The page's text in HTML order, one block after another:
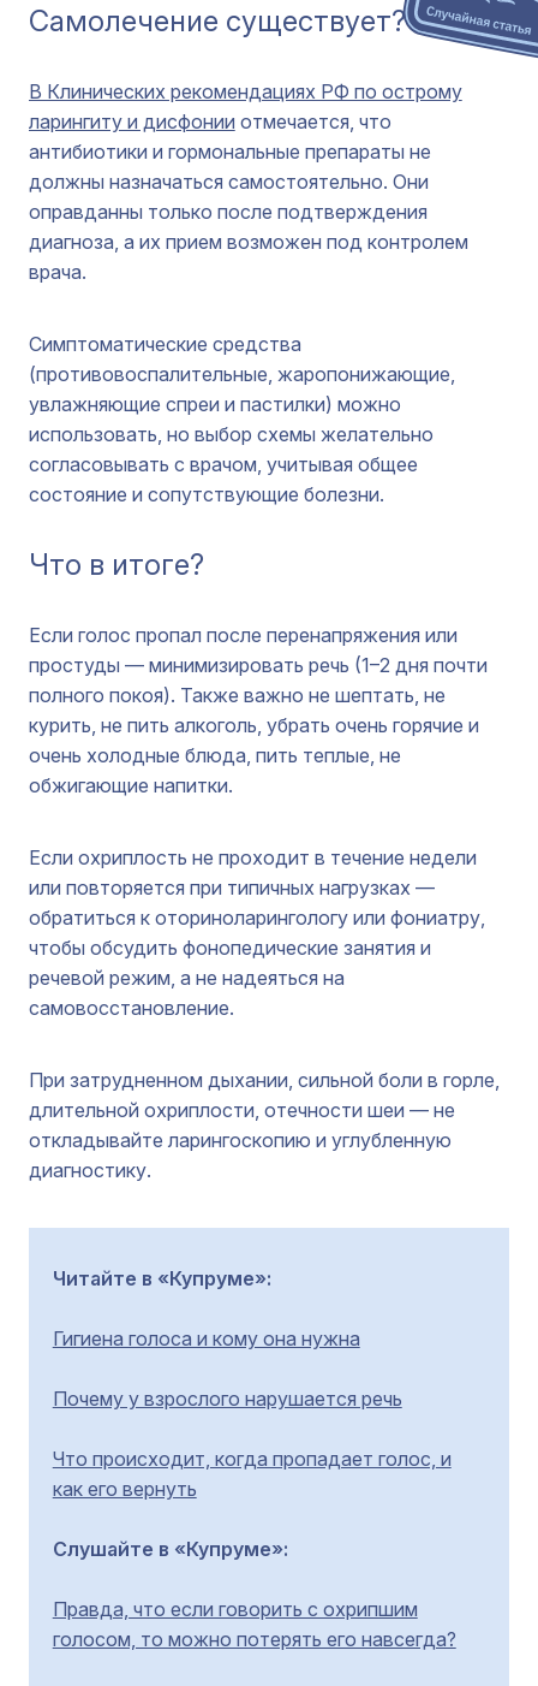
Самолечение существует?
В Клинических рекомендациях РФ по острому
ларингиту и дисфонии отмечается, что
антибиотики и гормональные препараты не
должны назначаться самостоятельно. Они
оправданны только после подтверждения
диагноза, а их прием возможен под контролем
врача.
Симптоматические средства
(противовоспалительные, жаропонижающие,
увлажняющие спреи и пастилки) можно
использовать, но выбор схемы желательно
согласовывать с врачом, учитывая общее
состояние и сопутствующие болезни.
Что в итоге?
Если голос пропал после перенапряжения или
простуды — минимизировать речь (1–2 дня почти
полного покоя). Также важно не шептать, не
курить, не пить алкоголь, убрать очень горячие и
очень холодные блюда, пить теплые, не
обжигающие напитки.
Если охриплость не проходит в течение недели
или повторяется при типичных нагрузках —
обратиться к оториноларингологу или фониатру,
чтобы обсудить фонопедические занятия и
речевой режим, а не надеяться на
самовосстановление.
При затрудненном дыхании, сильной боли в горле,
длительной охриплости, отечности шеи — не
откладывайте ларингоскопию и углубленную
диагностику.
Читайте в «Купруме»:
Гигиена голоса и кому она нужна
Почему у взрослого нарушается речь
Что происходит, когда пропадает голос, и
как его вернуть
Слушайте в «Купруме»:
Правда, что если говорить с охрипшим
голосом, то можно потерять его навсегда?